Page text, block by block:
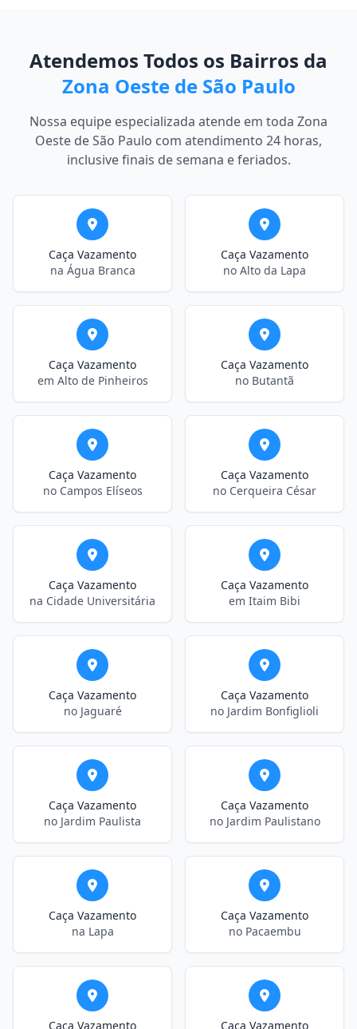
Atendemos Todos os Bairros da
Zona Oeste de São Paulo
Nossa equipe especializada atende em toda Zona
Oeste de São Paulo com atendimento 24 horas,
inclusive finais de semana e feriados.
Caça Vazamento
na Água Branca
Caça Vazamento
no Alto da Lapa
Caça Vazamento
em Alto de Pinheiros
Caça Vazamento
no Butantã
Caça Vazamento
no Campos Elíseos
Caça Vazamento
no Cerqueira César
Caça Vazamento
na Cidade Universitária
Caça Vazamento
em Itaim Bibi
Caça Vazamento
no Jaguaré
Caça Vazamento
no Jardim Bonfiglioli
Caça Vazamento
no Jardim Paulista
Caça Vazamento
no Jardim Paulistano
Caça Vazamento
na Lapa
Caça Vazamento
no Pacaembu
Caça Vazamento
Caça Vazamento